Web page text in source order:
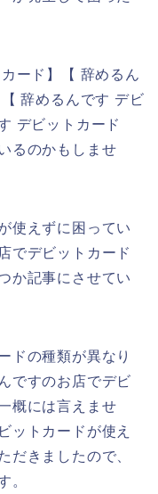
ード】【 辞めるん
辞めるんです デビ
デビットカード
るのかもしませ
使えずに困ってい
でデビットカード
か記事にさせてい
ドの種類が異なり
ですのお店でデビ
概には言えませ
ットカードが使え
だきましたので、
。